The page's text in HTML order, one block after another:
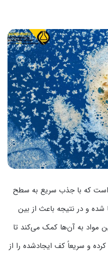
است که با جذب سریع به سطح
و در نتیجه باعث از بین
مواد به آن‌ها کمک می‌کند تا
و سریعاً کف ایجادشده را از